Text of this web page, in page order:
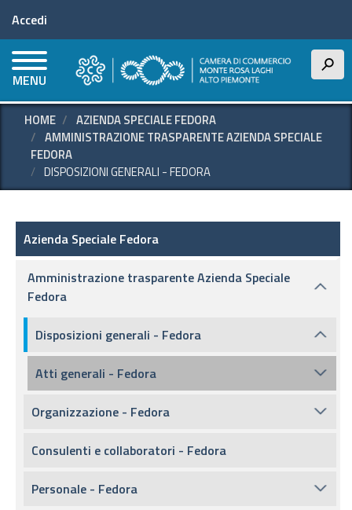
principale
Menu profilo utente
Accedi
MENU
h
HOME
AZIENDA SPECIALE FEDORA
AMMINISTRAZIONE TRASPARENTE AZIENDA SPECIALE
FEDORA
DISPOSIZIONI GENERALI - FEDORA
Azienda speciale Fedora
Azienda Speciale Fedora
Amministrazione trasparente Azienda Speciale
Fedora
Disposizioni generali - Fedora
Atti generali - Fedora
Organizzazione - Fedora
Consulenti e collaboratori - Fedora
Personale - Fedora